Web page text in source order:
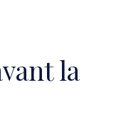
la